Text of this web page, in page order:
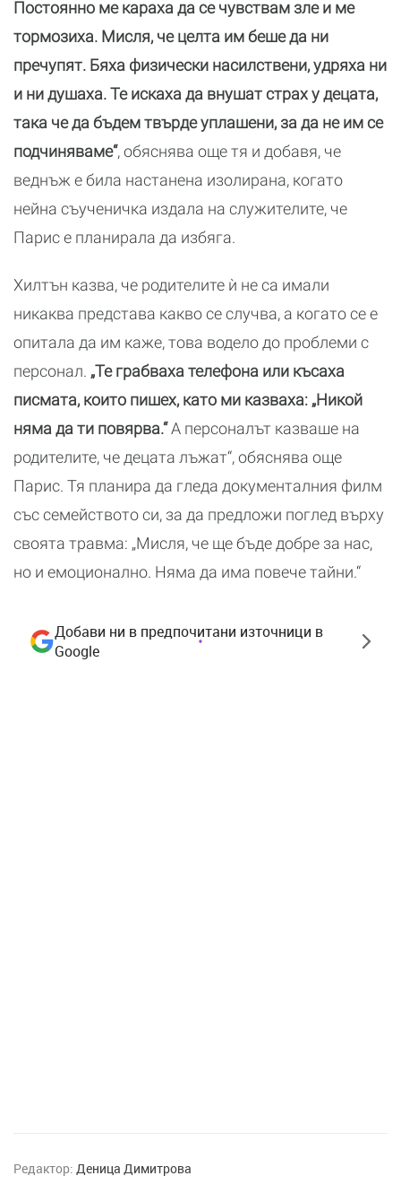
Постоянно ме караха да се чувствам зле и ме
тормозиха. Мисля, че целта им беше да ни
пречупят. Бяха физически насилствени, удряха ни
и ни душаха. Те искаха да внушат страх у децата,
така че да бъдем твърде уплашени, за да не им се
подчиняваме“, обяснява още тя и добавя, че
веднъж е била настанена изолирана, когато
нейна съученичка издала на служителите, че
Парис е планирала да избяга.
Хилтън казва, че родителите ѝ не са имали
никаква представа какво се случва, а когато се е
опитала да им каже, това водело до проблеми с
персонал. „Те грабваха телефона или късаха
писмата, които пишех, като ми казваха: „Никой
няма да ти повярва.“А персоналът казваше на
родителите, че децата лъжат“, обяснява още
Парис. Тя планира да гледа документалния филм
със семейството си, за да предложи поглед върху
своята травма: „Мисля, че ще бъде добре за нас,
но и емоционално. Няма да има повече тайни.“
Добави ни в предпочитани източници в
Google
Редактор: Деница Димитрова